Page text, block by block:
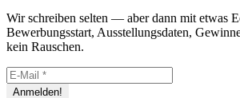
Wir schreiben selten — aber dann mit etwas
Bewerbungsstart, Ausstellungsdaten,
kein Rauschen.